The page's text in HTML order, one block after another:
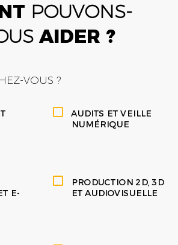
POUVONS-
AIDER ?
VOUS ?
AUDITS ET VEILLE
NUMÉRIQUE
E-
PRODUCTION 2D, 3D
ET AUDIOVISUELLE